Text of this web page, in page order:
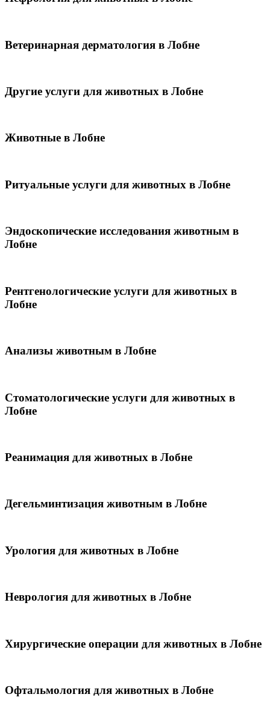
Ветеринарная дерматология в Лобне
Другие услуги для животных в Лобне
Животные в Лобне
Ритуальные услуги для животных в Лобне
Эндоскопические исследования животным в
Лобне
Рентгенологические услуги для животных в
Лобне
Анализы животным в Лобне
Стоматологические услуги для животных в
Лобне
Реанимация для животных в Лобне
Дегельминтизация животным в Лобне
Урология для животных в Лобне
Неврология для животных в Лобне
Хирургические операции для животных в Лобне
Офтальмология для животных в Лобне